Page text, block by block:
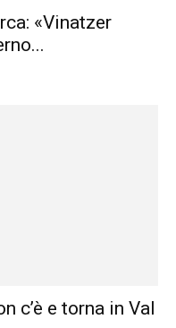
«Vinatzer
c’è e torna in Val